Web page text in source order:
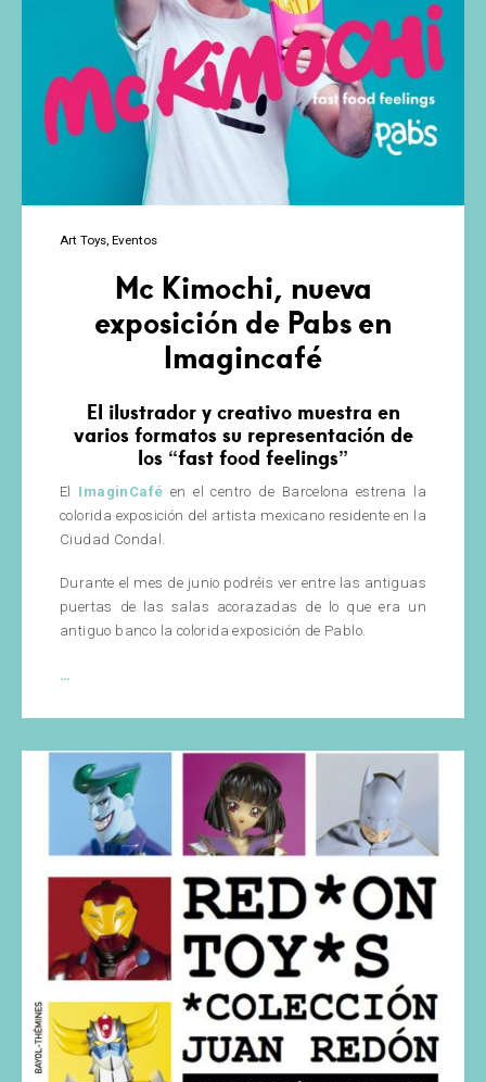
Art Toys Eventos
Mc Kimochi, nueva
exposición de Pabs en
Imagincafé
El ilustrador y creativo muestra en
varios formatos su representación de
los “fast food feelings”
El ImaginCafé en el centro de Barcelona estrena la
colorida exposición del artista mexicano residente en la
Ciudad Condal.
Durante el mes de junio podréis ver entre las antiguas
puertas de las salas acorazadas de lo que era un
antiguo banco la colorida exposición de Pablo.
…
nueva
exposición
de
Pabs
en
Imagincafé